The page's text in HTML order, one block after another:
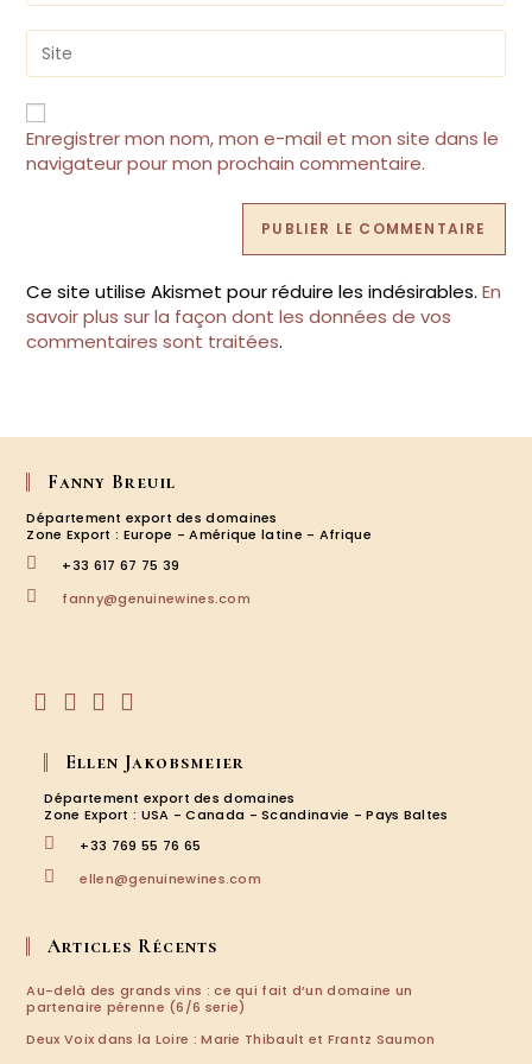
to
comment
email
address
to
comment
Saisir
l’URL
de
votre
site
(facultatif)
Enregistrer mon nom, mon e-mail et mon site dans le
navigateur pour mon prochain commentaire.
Ce site utilise Akismet pour réduire les indésirables.En
savoir plus sur la façon dont les données de vos
commentaires sont traitées.
Fanny Breuil
Département export des domaines
Zone Export : Europe - Amérique latine - Afrique
+33 617 67 75 39
fanny@genuinewines.com
dans
un
nouvel
onglet
un
nouvel
onglet
un
nouvel
onglet
un
nouvel
onglet
Ellen Jakobsmeier
Département export des domaines
Zone Export : USA - Canada - Scandinavie - Pays Baltes
+33 769 55 76 65
ellen@genuinewines.com
Articles Récents
Au-delà des grands vins : ce qui fait d’un domaine un
partenaire pérenne (6/6 serie)
Deux Voix dans la Loire : Marie Thibault et Frantz Saumon